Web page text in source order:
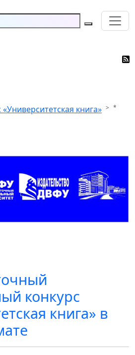
книга»
*
конкурс
книга» в